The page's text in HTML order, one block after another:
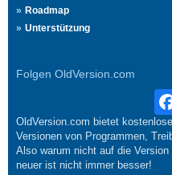
Roadmap
Unterstützung
Folgen OldVersion.com
OldVersion.com bietet
Versionen von Programmen,
Also warum nicht auf die
neuer ist nicht immer besser!